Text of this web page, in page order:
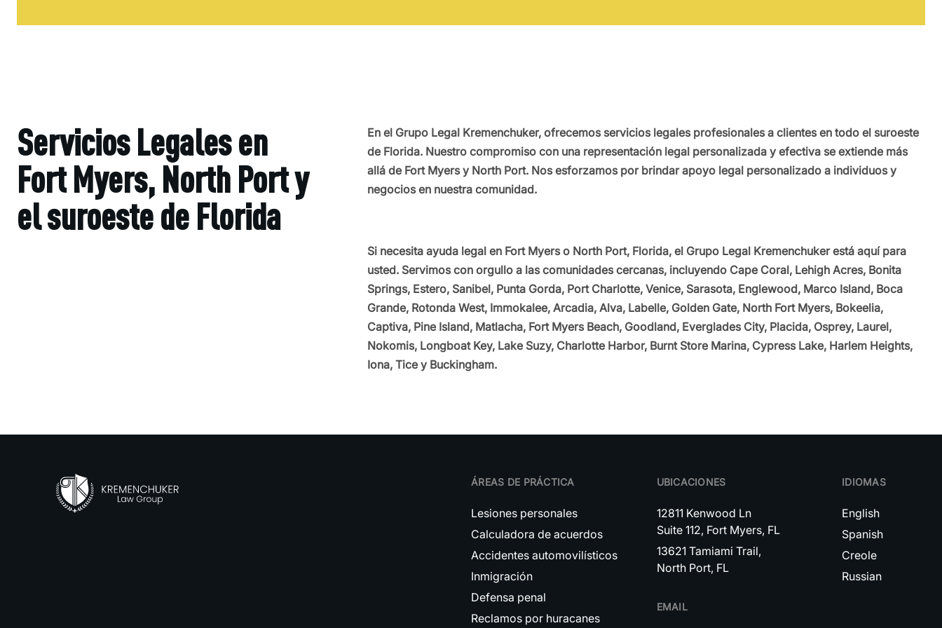
Servicios Legales en
Fort Myers, North Port y
el suroeste de Florida
En el Grupo Legal Kremenchuker, ofrecemos servicios legales profesionales a clientes en todo el suroeste
de Florida. Nuestro compromiso con una representación legal personalizada y efectiva se extiende más
allá de Fort Myers y North Port. Nos esforzamos por brindar apoyo legal personalizado a individuos y
negocios en nuestra comunidad.
Si necesita ayuda legal en Fort Myers o North Port, Florida, el Grupo Legal Kremenchuker está aquí para
usted. Servimos con orgullo a las comunidades cercanas, incluyendo Cape Coral, Lehigh Acres, Bonita
Springs, Estero, Sanibel, Punta Gorda, Port Charlotte, Venice, Sarasota, Englewood, Marco Island, Boca
Grande, Rotonda West, Immokalee, Arcadia, Alva, Labelle, Golden Gate, North Fort Myers, Bokeelia,
Captiva, Pine Island, Matlacha, Fort Myers Beach, Goodland, Everglades City, Placida, Osprey, Laurel,
Nokomis, Longboat Key, Lake Suzy, Charlotte Harbor, Burnt Store Marina, Cypress Lake, Harlem Heights,
Iona, Tice y Buckingham.
ÁREAS DE PRÁCTICA
Lesiones personales
Calculadora de acuerdos
Accidentes automovilísticos
Inmigración
Defensa penal
Reclamos por huracanes
UBICACIONES
12811 Kenwood Ln
Suite 112, Fort Myers, FL
13621 Tamiami Trail,
North Port, FL
EMAIL
IDIOMAS
English
Spanish
Creole
Russian